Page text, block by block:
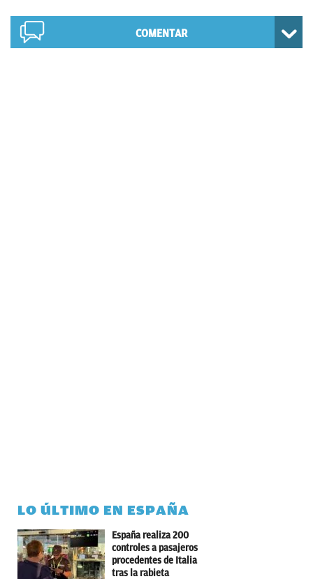
COMENTAR
LO ÚLTIMO EN ESPAÑA
España realiza 200
controles a pasajeros
procedentes de Italia
tras la rabieta